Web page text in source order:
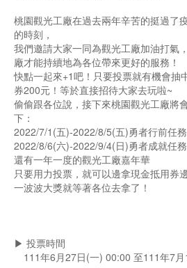
桃園觀光工廠在過去兩年辛苦的挺過了
的時刻，
我們邀請大家一同為觀光工廠加油打氣
廠才能持續地為各位帶來更好的服務！
快點一起來+1吧！只要投票就有機會抽
券200元！等於直接招待大家去玩啦~
偷偷跟各位說，接下來桃園觀光工廠將
下：
2022/7/1(五)-2022/8/5(五)勇者行前任
2022/8/6(六)-2022/9/4(日)勇者成就任
還有一年一度的觀光工廠嘉年華
只要用力投票，就可以邊拿現金抵用券
一波波大獎就等著各位去拿了！
▶︎ 投票時間
111年6月27日(一) 00:00 至111年7